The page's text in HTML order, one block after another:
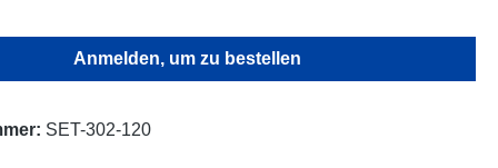
Anmelden, um zu bestellen
SET-302-120